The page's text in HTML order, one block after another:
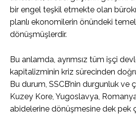
bir engel teşkil etmekte olan
planlı ekonomilerin önündeki
dönüşmüşlerdir.
Bu anlamda, ayrımsız tüm işçi
kapitalizminin kriz sürecinden
Bu durum, SSCB’nin durgunluk ve
Kuzey Kore, Yugoslavya,
abidelerine dönüşmesine dek pek